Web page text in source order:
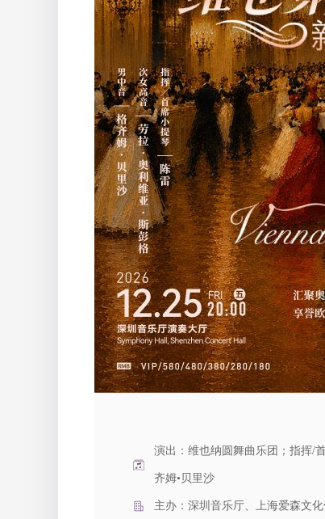
演出：维也纳圆舞曲乐团；指挥/
齐姆•贝里沙
主办：深圳音乐厅、上海爱森文化